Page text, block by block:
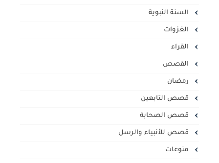
السنة النبوية
الغزوات
القراء
القصص
رمضان
قصص التابعين
قصص الصحابة
قصص للأنبياء والرسل
منوعات